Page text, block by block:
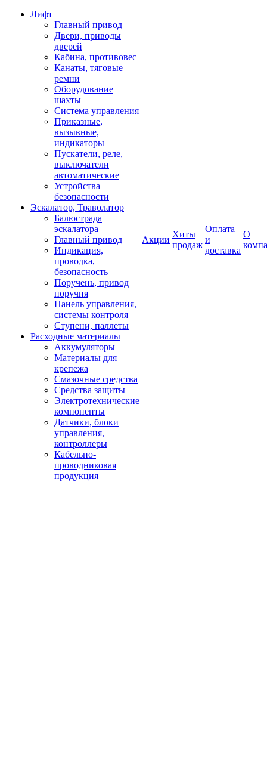
Лифт
Главный привод
Двери, приводы
дверей
Кабина, противовес
Канаты, тяговые
ремни
Оборудование
шахты
Система управления
Приказные,
вызывные,
индикаторы
Пускатели, реле,
выключатели
автоматические
Устройства
безопасности
Эскалатор, Траволатор
Балюстрада
эскалатора
Главный привод
Индикация,
проводка,
безопасность
Поручень, привод
поручня
Панель управления,
системы контроля
Ступени, паллеты
Расходные материалы
Аккумуляторы
Материалы для
крепежа
Смазочные средства
Средства защиты
Электротехнические
компоненты
Датчики, блоки
управления,
контроллеры
Кабельно-
проводниковая
продукция
Акции
Хиты
продаж
Оплата
и
доставка
О